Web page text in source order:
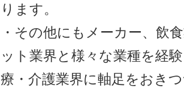
ります。
・その他にもメーカー、飲
ット業界と様々な業種を経
療・介護業界に軸足をおき